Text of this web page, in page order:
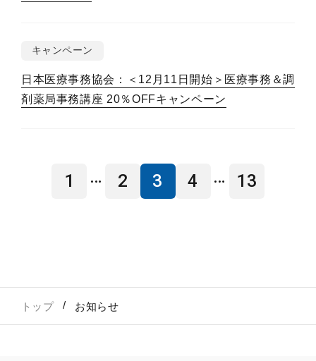
キャンペーン
日本医療事務協会：＜12月11日開始＞医療事務＆調
剤薬局事務講座 20％OFFキャンペーン
1 … 2 3 4 … 13
トップ お知らせ